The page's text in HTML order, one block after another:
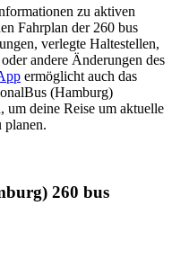
zu aktiven
Fahrplan der 260 bus
verlegte Haltestellen,
andere Änderungen des
ermöglicht auch das
(Hamburg)
um deine Reise um aktuelle
planen.
260 bus